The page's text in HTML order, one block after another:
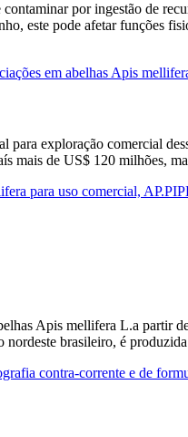
por ingestão de
este pode afetar funções
em abelhas Apis
exploração comercial
mais de US$ 120 milhões,
para uso comercial,
Apis mellifera L.a partir
brasileiro, é
contra-corrente e de